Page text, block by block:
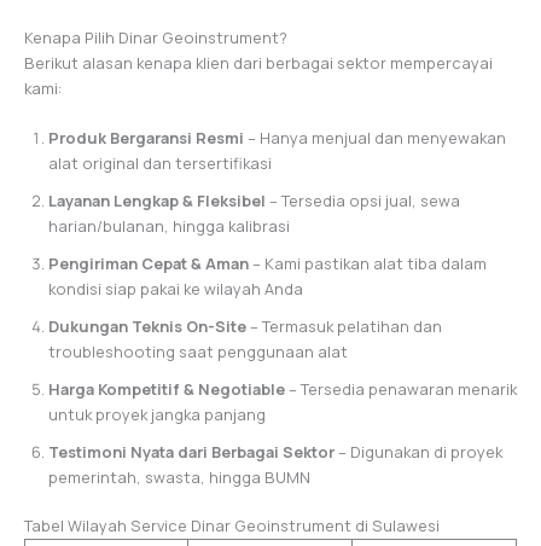
Kenapa Pilih Dinar Geoinstrument?
Berikut alasan kenapa klien dari berbagai sektor mempercayai
kami:
Produk Bergaransi Resmi – Hanya menjual dan menyewakan
alat original dan tersertifikasi
Layanan Lengkap & Fleksibel – Tersedia opsi jual, sewa
harian/bulanan, hingga kalibrasi
Pengiriman Cepat & Aman– Kami pastikan alat tiba dalam
kondisi siap pakai ke wilayah Anda
Dukungan Teknis On-Site– Termasuk pelatihan dan
troubleshooting saat penggunaan alat
Harga Kompetitif & Negotiable– Tersedia penawaran menarik
untuk proyek jangka panjang
Testimoni Nyata dari Berbagai Sektor– Digunakan di proyek
pemerintah, swasta, hingga BUMN
Tabel Wilayah Service Dinar Geoinstrument di Sulawesi